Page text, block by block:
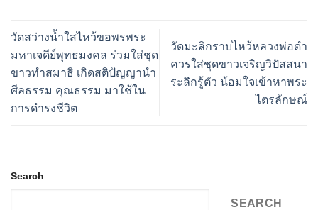
วัดสว่างน้ำใสไหว้ขอพรพระ
มหาเจดีย์พุทธมงคล ร่วมใส่ชุด
ขาวทำสมาธิ เกิดสติปัญญานำ
ศีลธรรม คุณธรรม มาใช้ใน
การดำรงชีวิต
วัดมะลิกราบไหว้หลวงพ่อดำ
ควรใส่ชุดขาวเจริญวิปัสสนา
ระลึกรู้ตัว น้อมใจเข้าหาพระ
ไตรลักษณ์
Search
SEARCH